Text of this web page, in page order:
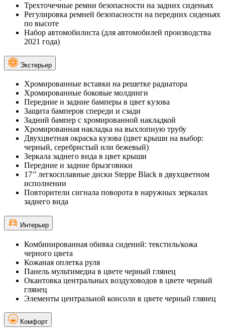
Трехточечные ремни безопасности на задних сиденьях
Регулировка ремней безопасности на передних сиденьях
по высоте
Набор автомобилиста (для автомобилей производства
2021 года)
Экстерьер
Хромированные вставки на решетке радиатора
Хромированные боковые молдинги
Передние и задние бамперы в цвет кузова
Защита бамперов спереди и сзади
Задний бампер с хромированной накладкой
Хромированная накладка на выхлопную трубу
Двухцветная окраска кузова (цвет крыши на выбор:
черный, серебристый или бежевый)
Зеркала заднего вида в цвет крыши
Передние и задние брызговики
17’’ легкосплавные диски Steppe Black в двухцветном
исполнении
Повторители сигнала поворота в наружных зеркалах
заднего вида
Интерьер
Комбинированная обивка сидений: текстиль/кожа
черного цвета
Кожаная оплетка руля
Панель мультимедиа в цвете черный глянец
Окантовка центральных воздуховодов в цвете черный
глянец
Элементы центральной консоли в цвете черный глянец
Комфорт